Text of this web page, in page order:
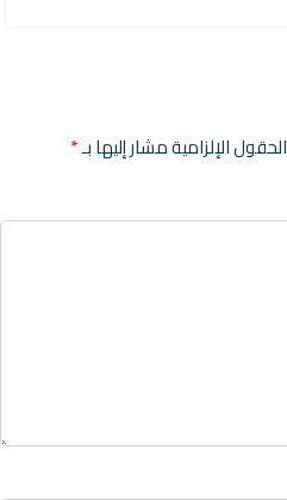
الحقول الإلزامية مشار إليها بـ*